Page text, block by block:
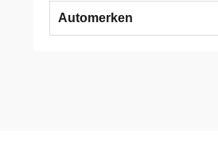
Automerken